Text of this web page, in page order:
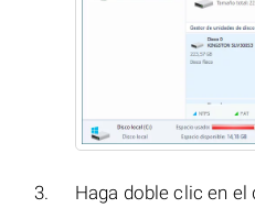
Haga doble clic en el